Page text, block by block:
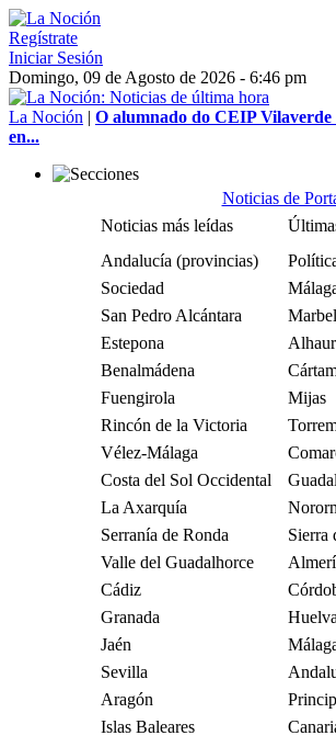
Regístrate
Iniciar Sesión
Domingo, 09 de Agosto de 2026 - 6:46 pm
La Noción | O alumnado do CEIP Vilaverde
en...
Noticias de
Noticias más leídas
Andalucía (provincias)
Sociedad
San Pedro Alcántara
Estepona
Benalmádena
Fuengirola
Mijas
Rincón de la Victoria
Vélez-Málaga
Costa del Sol Occidental
La Axarquía
Serranía de Ronda
Sierra
Valle del Guadalhorce
Cádiz
Granada
Huelva
Jaén
Sevilla
Aragón
Islas Baleares